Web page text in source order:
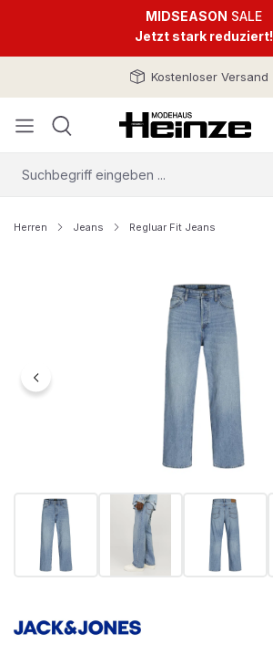
MIDSEASON SALE
Jetzt stark reduziert!
Kostenloser Versand
Herren Jeans Regluar Fit Jeans
Bildergalerie überspringen